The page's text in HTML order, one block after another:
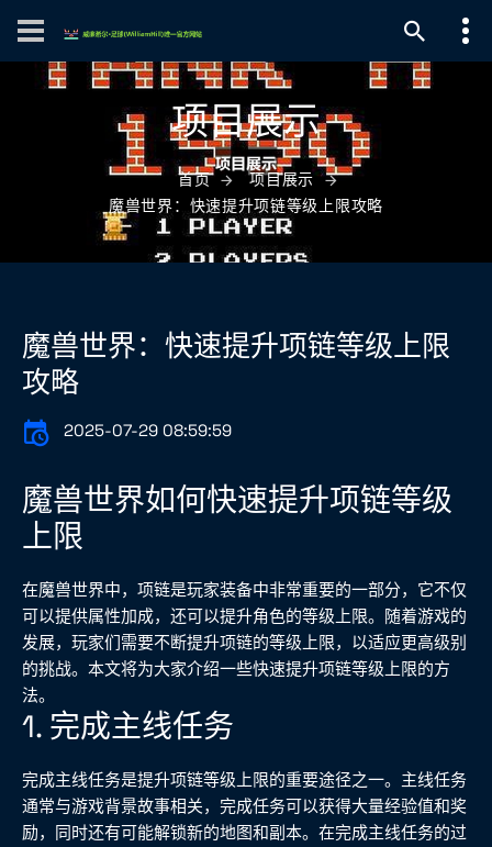
项目展示
首页
项目展示
魔兽世界：快速提升项链等级上限攻略
魔兽世界：快速提升项链等级上限
攻略
2025-07-29 08:59:59
魔兽世界如何快速提升项链等级
上限
在魔兽世界中，项链是玩家装备中非常重要的一部分，它不仅
可以提供属性加成，还可以提升角色的等级上限。随着游戏的
发展，玩家们需要不断提升项链的等级上限，以适应更高级别
的挑战。本文将为大家介绍一些快速提升项链等级上限的方
法。
1. 完成主线任务
完成主线任务是提升项链等级上限的重要途径之一。主线任务
通常与游戏背景故事相关，完成任务可以获得大量经验值和奖
励，同时还有可能解锁新的地图和副本。在完成主线任务的过